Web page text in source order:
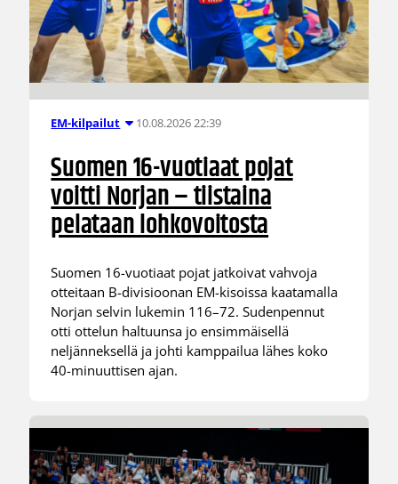
EM-kilpailut 10.08.2026 22:39
Suomen 16-vuotiaat pojat
voitti Norjan – tiistaina
pelataan lohkovoitosta
Suomen 16-vuotiaat pojat jatkoivat vahvoja
otteitaan B-divisioonan EM-kisoissa kaatamalla
Norjan selvin lukemin 116–72. Sudenpennut
otti ottelun haltuunsa jo ensimmäisellä
neljänneksellä ja johti kamppailua lähes koko
40-minuuttisen ajan.